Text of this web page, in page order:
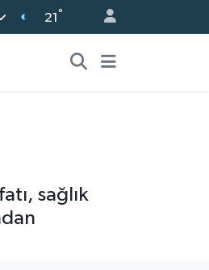
21 °
sağlık